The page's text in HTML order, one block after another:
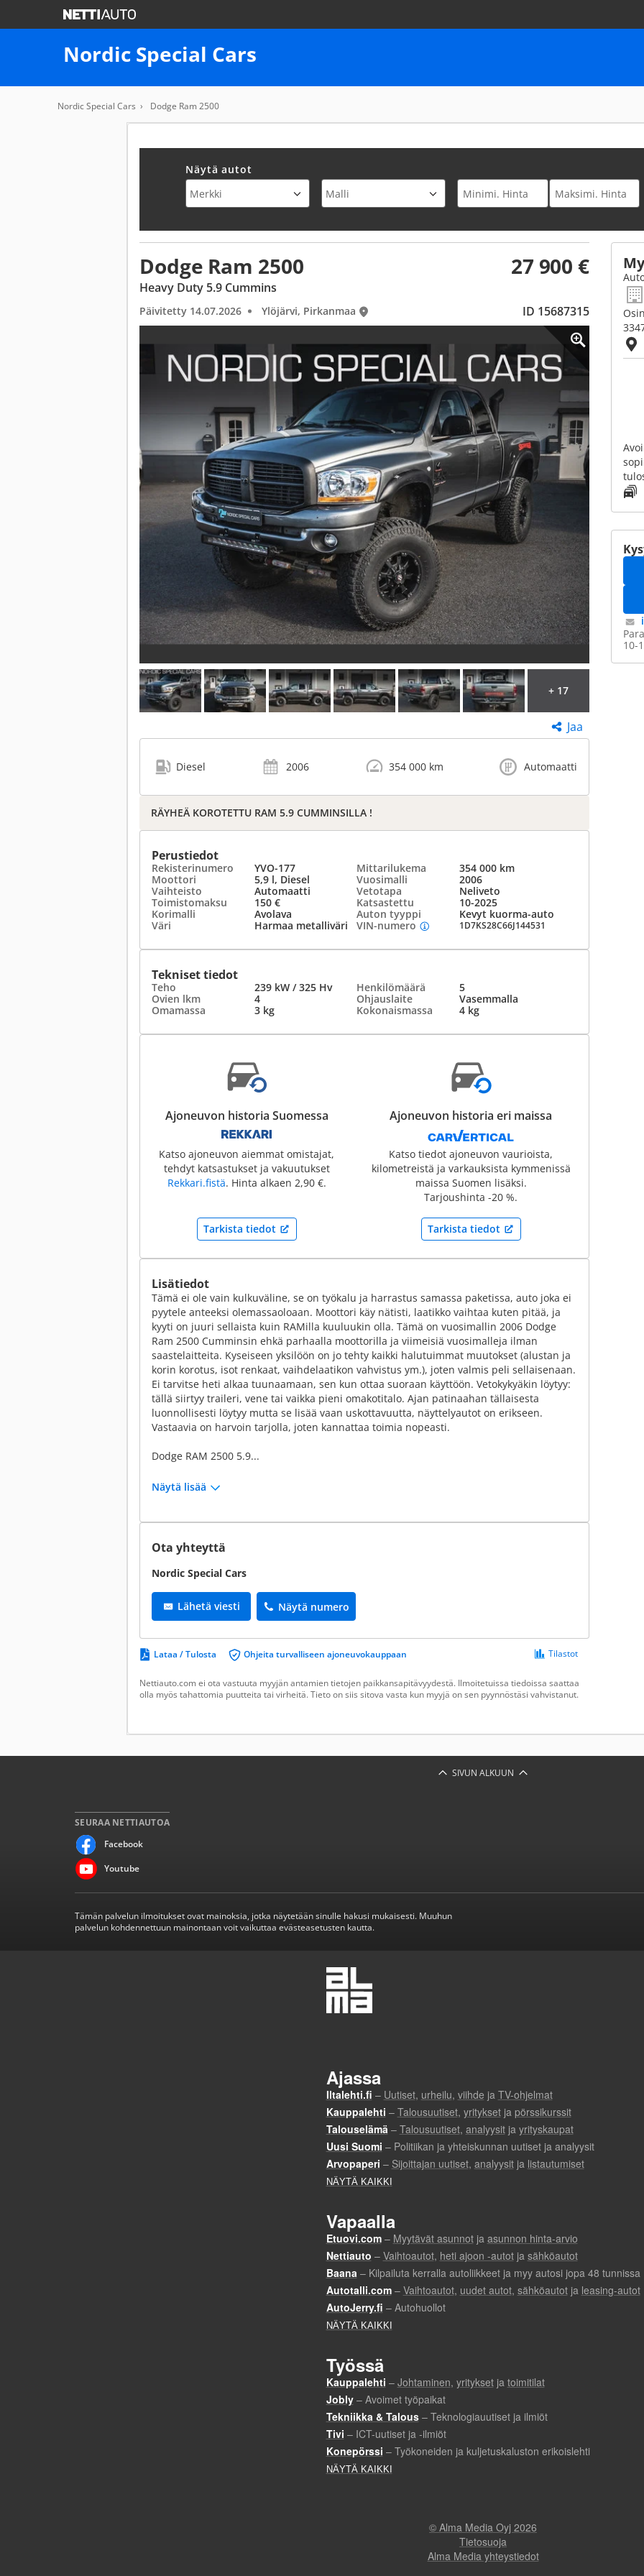
Nordic Special Cars
Nordic Special Cars Dodge Ram 2500
Näytä autot
Dodge Ram 2500 27 900 €
Heavy Duty 5.9 Cummins
Päivitetty 14.07.2026 Ylöjärvi, Pirkanmaa ID 15687315
+ 17
Jaa
Diesel 2006 354 000 km Automaatti
RÄYHEÄ KOROTETTU RAM 5.9 CUMMINSILLA !
Perustiedot
Rekisterinumero YVO-177 Mittarilukema
354 000 km
Moottori
5,9 l, Diesel Vuosimalli
2006
Vaihteisto
Automaatti Vetotapa
Neliveto
Toimistomaksu
150 € Katsastettu
10-2025
Korimalli
Avolava Auton tyyppi
Kevyt kuorma-auto
Väri
Harmaa metalliväri VIN-numero 1D7KS28C66J144531
Tekniset tiedot
Teho 239 kW / 325 Hv Henkilömäärä
5
Ovien lkm
4 Ohjauslaite
Vasemmalla
Omamassa
3 kg Kokonaismassa 4 kg
Ajoneuvon historia Suomessa
Katso ajoneuvon aiemmat omistajat,
tehdyt katsastukset ja vakuutukset
Rekkari.fistä. Hinta alkaen 2,90 €.
Tarkista tiedot
Ajoneuvon historia eri maissa
Katso tiedot ajoneuvon vaurioista,
kilometreistä ja varkauksista kymmenissä
maissa Suomen lisäksi.
Tarjoushinta -20 %.
Tarkista tiedot
Lisätiedot
Tämä ei ole vain kulkuväline, se on työkalu ja harrastus samassa paketissa, auto joka ei
pyytele anteeksi olemassaoloaan. Moottori käy nätisti, laatikko vaihtaa kuten pitää, ja
kyyti on juuri sellaista kuin RAMilla kuuluukin olla. Tämä on vuosimallin 2006 Dodge
Ram 2500 Cumminsin ehkä parhaalla moottorilla ja viimeisiä vuosimalleja ilman
saastelaitteita. Kyseiseen yksilöön on jo tehty kaikki halutuimmat muutokset (alustan ja
korin korotus, isot renkaat, vaihdelaatikon vahvistus ym.), joten valmis peli sellaisenaan.
Ei tarvitse heti alkaa tuunaamaan, sen kun ottaa suoraan käyttöön. Vetokykyäkin löytyy:
tällä siirtyy traileri, vene tai vaikka pieni omakotitalo. Ajan patinaahan tällaisesta
luonnollisesti löytyy mutta se lisää vaan uskottavuutta, näyttelyautot on erikseen.
Vastaavia on harvoin tarjolla, joten kannattaa toimia nopeasti.
Dodge RAM 2500 5.9...
Näytä lisää
Ota yhteyttä
Nordic Special Cars
Lähetä viesti Näytä numero
Lataa / Tulosta Ohjeita turvalliseen ajoneuvokauppaan Tilastot
Nettiauto.com ei ota vastuuta myyjän antamien tietojen paikkansapitävyydestä. Ilmoitetuissa tiedoissa saattaa
olla myös tahattomia puutteita tai virheitä. Tieto on siis sitova vasta kun myyjä on sen pyynnöstäsi vahvistanut.
10-
SIVUN ALKUUN
SEURAA NETTIAUTOA
Facebook
Youtube
Tämän palvelun ilmoitukset ovat mainoksia, jotka näytetään sinulle hakusi mukaisesti. Muuhun
palvelun kohdennettuun mainontaan voit vaikuttaa evästeasetusten kautta.